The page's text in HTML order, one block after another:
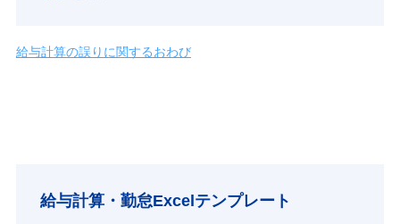
給与計算の誤りに関するおわび
給与計算・勤怠Excelテンプレート